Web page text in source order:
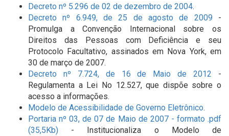
Decreto nº 5.296 de 02 de dezembro de 2004.
Decreto nº 6.949, de 25 de agosto de 2009 -
Promulga a Convenção Internacional sobre os
Direitos das Pessoas com Deficiência e seu
Protocolo Facultativo, assinados em Nova York, em
30 de março de 2007.
Decreto nº 7.724, de 16 de Maio de 2012 -
Regulamenta a Lei No 12.527, que dispõe sobre o
acesso a informações.
Modelo de Acessibilidade de Governo Eletrônico.
Portaria nº 03, de 07 de Maio de 2007 - formato .pdf
(35,5Kb) - Institucionaliza o Modelo de